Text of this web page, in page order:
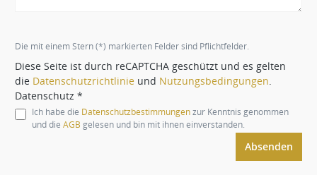
Die mit einem Stern (*) markierten Felder sind Pflichtfelder.
Diese Seite ist durch reCAPTCHA geschützt und es gelten
die Datenschutzrichtlinie und Nutzungsbedingungen
Datenschutz *
Ich habe die Datenschutzbestimmungenzur Kenntnis genommen
und die AGB gelesen und bin mit ihnen einverstanden.
Absenden